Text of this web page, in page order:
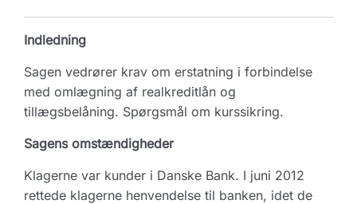
Indledning
Sagen vedrører krav om erstatning i forbindelse
med omlægning af realkreditlån og
tillægsbelåning. Spørgsmål om kurssikring.
Sagens omstændigheder
Klagerne var kunder i Danske Bank. I juni 2012
rettede klagerne henvendelse til banken, idet de